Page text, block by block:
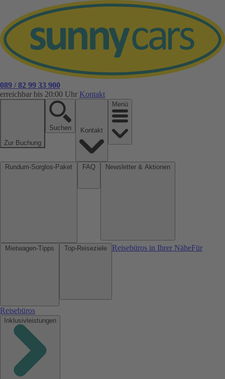
089 / 82 99 33 900
erreichbar bis 20:00 Uhr Kontakt
Zur Buchung
Suchen
Menü
Reisebüros in Ihrer NäheFür
Reisebüros
Inklusivleistungen